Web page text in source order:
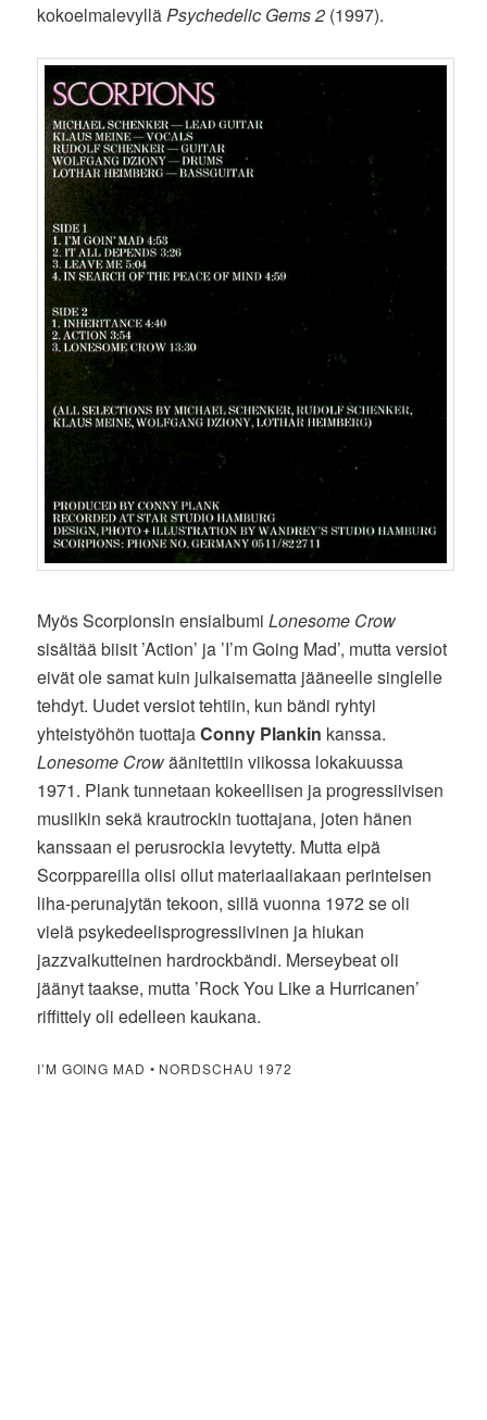
kokoelmalevyllä Psychedelic Gems 2 (1997).
Myös Scorpionsin ensialbumiLonesome Crow
sisältää biisit ’Action’ ja ’I’m Going Mad’, mutta versiot
eivät ole samat kuin julkaisematta jääneelle singlelle
tehdyt. Uudet versiot tehtiin, kun bändi ryhtyi
yhteistyöhön tuottajaConny Plankin kanssa.
Lonesome Crowäänitettiin viikossa lokakuussa
1971. Plank tunnetaan kokeellisen ja progressiivisen
musiikin sekä krautrockin tuottajana, joten hänen
kanssaan ei perusrockia levytetty. Mutta eipä
Scorppareilla olisi ollut materiaaliakaan perinteisen
liha-perunajytän tekoon, sillä vuonna 1972 se oli
vielä psykedeelisprogressiivinen ja hiukan
jazzvaikutteinen hardrockbändi. Merseybeat oli
jäänyt taakse, mutta ’Rock You Like a Hurricanen’
riffittely oli edelleen kaukana.
I’M GOING MAD • NORDSCHAU 1972